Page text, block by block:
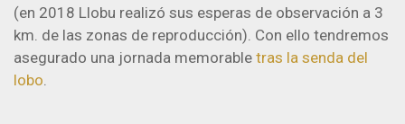
(en 2018 Llobu realizó sus esperas de observación a 3
km. de las zonas de reproducción). Con ello tendremos
asegurado una jornada memorable tras la senda del
lobo